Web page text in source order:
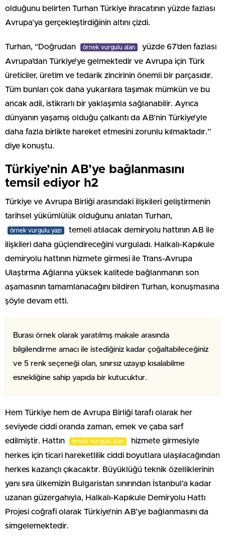
olduğunu belirten Turhan Türkiye ihracatının yüzde fazlası
Avrupa’ya gerçekleştirdiğinin altını çizdi.
Turhan, “Doğrudan örnek vurgulu alan
yüzde 67’den fazlası
Avrupa’dan Türkiye’ye gelmektedir ve Avrupa için Türk
üreticiler, üretim ve tedarik zincirinin önemli bir parçasıdır.
Tüm bunları çok daha yukarılara taşımak mümkün ve bu
ancak adil, istikrarlı bir yaklaşımla sağlanabilir. Ayrıca
dünyanın yaşamış olduğu çalkantı da AB’nin Türkiye’yle
daha fazla birlikte hareket etmesini zorunlu kılmaktadır.”
diye konuştu.
Türkiye’nin AB’ye bağlanmasını
temsil ediyor h2
Türkiye ve Avrupa Birliği arasındaki ilişkileri geliştirmenin
tarihsel yükümlülük olduğunu anlatan Turhan,
örnek vurgulu yazı
temeli atılacak demiryolu hattının AB ile
ilişkileri daha güçlendireceğini vurguladı. Halkalı-Kapıkule
demiryolu hattının hizmete girmesi ile Trans-Avrupa
Ulaştırma Ağlarına yüksek kalitede bağlanmanın son
aşamasının tamamlanacağını bildiren Turhan, konuşmasına
şöyle devam etti.
Burası örnek olarak yaratılmış makale arasında
bilgilendirme amacı ile istediğiniz kadar çoğaltabileceğiniz
ve 5 renk seçeneği olan, sınırsız uzayıp kısalabilme
esnekliğine sahip yapıda bir kutucuktur.
Hem Türkiye hem de Avrupa Birliği tarafı olarak her
seviyede ciddi oranda zaman, emek ve çaba sarf
edilmiştir. Hattın
örnek vurgulu alan
hizmete girmesiyle
herkes için ticari hareketlilik ciddi boyutlara ulaşılacağından
herkes kazançlı çıkacaktır. Büyüklüğü teknik özelliklerinin
yanı sıra ülkemizin Bulgaristan sınırından İstanbul’a kadar
uzanan güzergahıyla, Halkalı-Kapıkule Demiryolu Hattı
Projesi coğrafi olarak Türkiye’nin AB’ye bağlanmasını da
simgelemektedir.